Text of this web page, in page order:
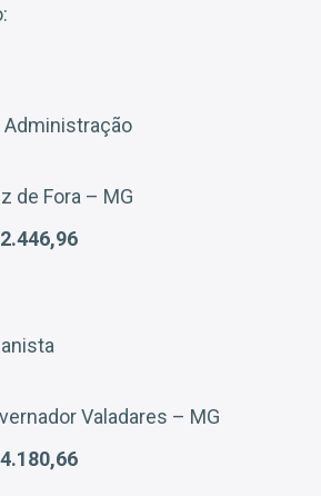
de Fora – MG
Valadares – MG